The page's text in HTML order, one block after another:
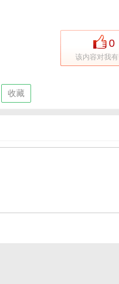
0
该内容对我
收藏